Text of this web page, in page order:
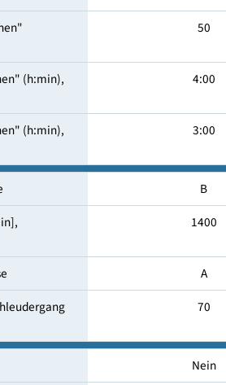
(h:min),
(h:min),
min],